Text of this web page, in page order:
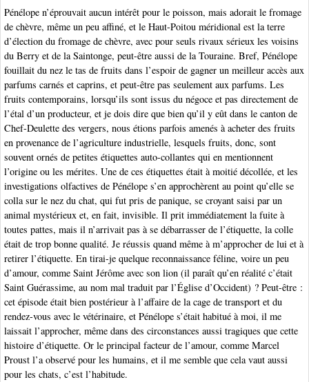
Pénélope n’éprouvait aucun intérêt pour le poisson, mais adorait le fromage
de chèvre, même un peu affiné, et le Haut-Poitou méridional est la terre
d’élection du fromage de chèvre, avec pour seuls rivaux sérieux les voisins
du Berry et de la Saintonge, peut-être aussi de la Touraine. Bref, Pénélope
fouillait du nez le tas de fruits dans l’espoir de gagner un meilleur accès aux
parfums carnés et caprins, et peut-être pas seulement aux parfums. Les
fruits contemporains, lorsqu’ils sont issus du négoce et pas directement de
l’étal d’un producteur, et je dois dire que bien qu’il y eût dans le canton de
Chef-Deulette des vergers, nous étions parfois amenés à acheter des fruits
en provenance de l’agriculture industrielle, lesquels fruits, donc, sont
souvent ornés de petites étiquettes auto-collantes qui en mentionnent
l’origine ou les mérites. Une de ces étiquettes était à moitié décollée, et les
investigations olfactives de Pénélope s’en approchèrent au point qu’elle se
colla sur le nez du chat, qui fut pris de panique, se croyant saisi par un
animal mystérieux et, en fait, invisible. Il prit immédiatement la fuite à
toutes pattes, mais il n’arrivait pas à se débarrasser de l’étiquette, la colle
était de trop bonne qualité. Je réussis quand même à m’approcher de lui et à
retirer l’étiquette. En tirai-je quelque reconnaissance féline, voire un peu
d’amour, comme Saint Jérôme avec son lion (il paraît qu’en réalité c’était
Saint Guérassime, au nom mal traduit par l’Église d’Occident) ? Peut-être :
cet épisode était bien postérieur à l’affaire de la cage de transport et du
rendez-vous avec le vétérinaire, et Pénélope s’était habitué à moi, il me
laissait l’approcher, même dans des circonstances aussi tragiques que cette
histoire d’étiquette. Or le principal facteur de l’amour, comme Marcel
Proust l’a observé pour les humains, et il me semble que cela vaut aussi
pour les chats, c’est l’habitude.